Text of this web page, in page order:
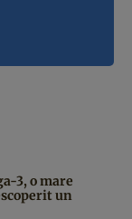
3, o mare
un